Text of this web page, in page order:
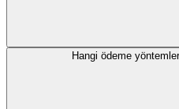
Hangi ödeme